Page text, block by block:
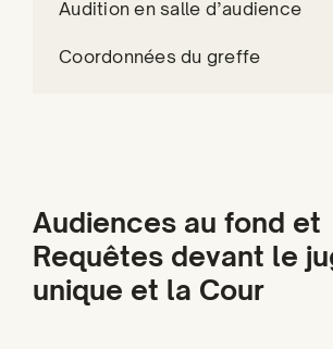
Audiences au fond et
Requêtes devant le
unique et la Cour
Audition en salle d’audience
Coordonnées du greffe